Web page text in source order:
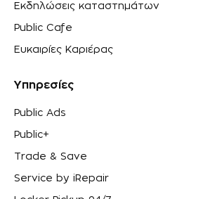
Εκδηλώσεις καταστημάτων
Public Cafe
Ευκαιρίες Καριέρας
Υπηρεσίες
Public Ads
Public+
Trade & Save
Service by iRepair